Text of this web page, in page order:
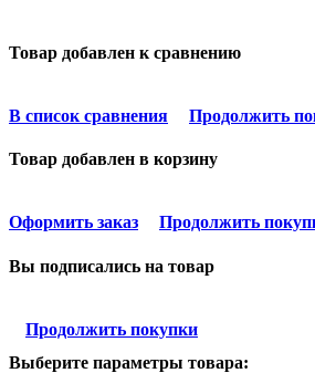
Товар добавлен к сравнению
В список сравнения Продолжить
Товар добавлен в корзину
Оформить заказ Продолжить
Вы подписались на товар
Продолжить покупки
Выберите параметры товара: